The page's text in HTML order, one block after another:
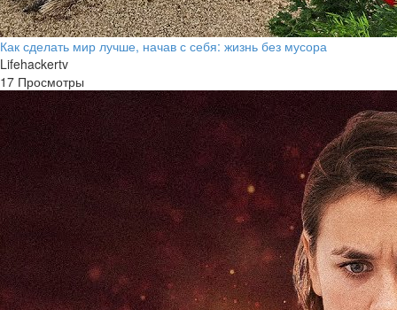
Как сделать мир лучше, начав с себя: жизнь без мусора
Lifehackertv
17 Просмотры